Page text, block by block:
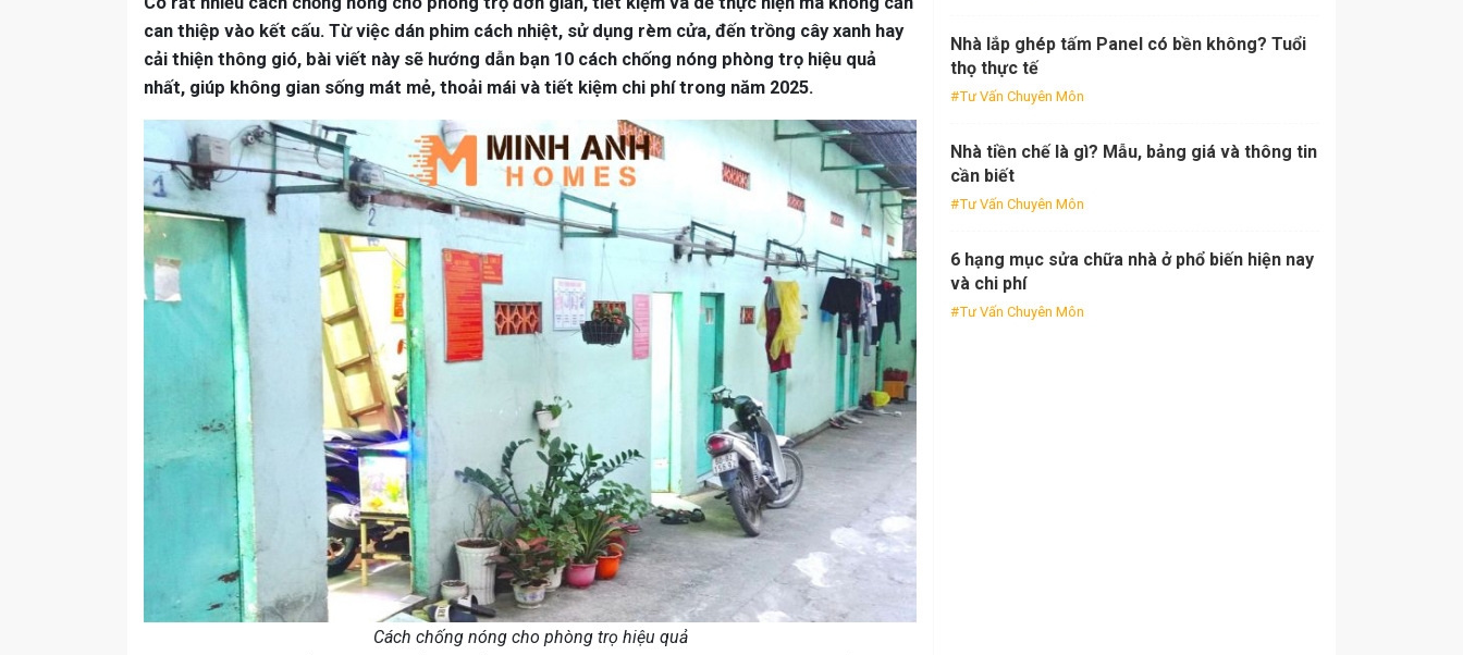
can thiệp vào kết cấu. Từ việc dán phim cách nhiệt, sử dụng rèm cửa, đến trồng cây xanh hay
cải thiện thông gió, bài viết này sẽ hướng dẫn bạn 10 cách chống nóng phòng trọ hiệu quả
nhất, giúp không gian sống mát mẻ, thoải mái và tiết kiệm chi phí trong năm 2025.
Cách chống nóng cho phòng trọ hiệu quả
Nhà lắp ghép tấm Panel có bền không? Tuổi
thọ thực tế
Tư Vấn Chuyên Môn
Nhà tiền chế là gì? Mẫu, bảng giá và thông tin
cần biết
Tư Vấn Chuyên Môn
6 hạng mục sửa chữa nhà ở phổ biến hiện nay
và chi phí
Tư Vấn Chuyên Môn